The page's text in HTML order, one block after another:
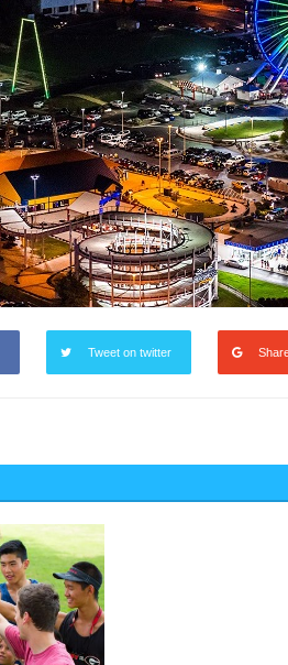
Tweet on twitter